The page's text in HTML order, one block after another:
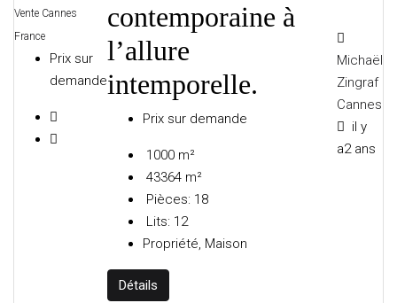
GRIMAUD
LA CROIX-VALMER
RAMATUELLE
Vente Cannes
France
Prix sur
demande
contemporaine à
l’allure
intemporelle.
Prix sur demande
1000 m²
43364 m²
Pièces: 18
Lits: 12
Propriété, Maison
Détails
Michaël
Zingraf
Cannes
il y
a2 ans